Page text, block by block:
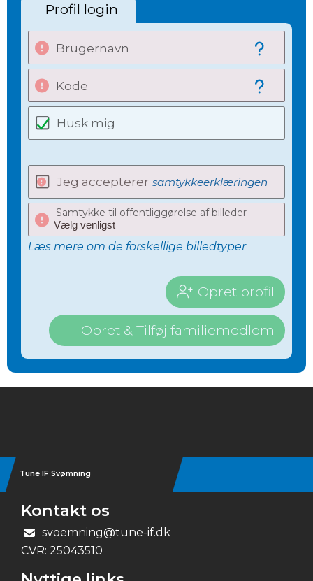
Profil login
Brugernavn
Kode
Husk mig
Jeg accepterer samtykkeerklæringen
Samtykke til offentliggørelse af billeder
Læs mere om de forskellige billedtyper
Opret profil
Opret & Tilføj familiemedlem
Tune IF Svømning
Kontakt os
svoemning@tune-if.dk
CVR: 25043510